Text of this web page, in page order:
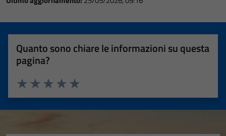
Quanto sono chiare le informazioni su questa
pagina?
Valuta 5 stelle su 5
Valuta 4 stelle su 5
Valuta 3 stelle su 5
Valuta 2 stelle su 5
Valuta 1 stelle su 5